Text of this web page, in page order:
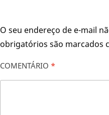
O seu endereço de e-mail
obrigatórios são marcados
COMENTÁRIO *